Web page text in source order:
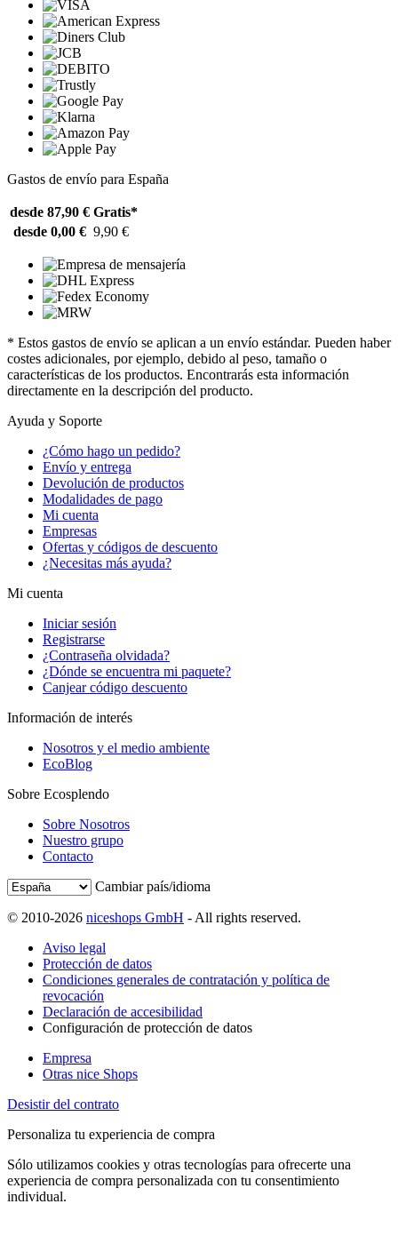
Gastos de envío para España
desde 87,90 € Gratis*
desde 0,00 € 9,90 €
* Estos gastos de envío se aplican a un envío estándar. Pueden haber
costes adicionales, por ejemplo, debido al peso, tamaño o
características de los productos. Encontrarás esta información
directamente en la descripción del producto.
Ayuda y Soporte
¿Cómo hago un pedido?
Envío y entrega
Devolución de productos
Modalidades de pago
Mi cuenta
Empresas
Ofertas y códigos de descuento
¿Necesitas más ayuda?
Mi cuenta
Iniciar sesión
Registrarse
¿Contraseña olvidada?
¿Dónde se encuentra mi paquete?
Canjear código descuento
Información de interés
Nosotros y el medio ambiente
EcoBlog
Sobre Ecosplendo
Sobre Nosotros
Nuestro grupo
Contacto
Cambiar país/idioma
© 2010-2026 niceshops GmbH - All rights reserved.
Aviso legal
Protección de datos
Condiciones generales de contratación y política de
revocación
Declaración de accesibilidad
Configuración de protección de datos
Empresa
Otras nice Shops
Desistir del contrato
Personaliza tu experiencia de compra
Sólo utilizamos cookies y otras tecnologías para ofrecerte una
experiencia de compra personalizada con tu consentimiento
individual.